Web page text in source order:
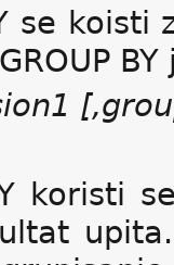
se
BY
koristi